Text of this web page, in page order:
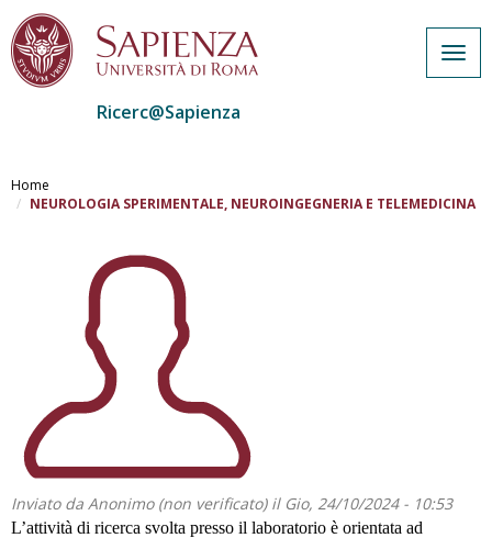
al
contenuto
Ricerc@Sapienza
Home
NEUROLOGIA SPERIMENTALE, NEUROINGEGNERIA E TELEMEDICINA
Inviato da Anonimo (non verificato)il Gio, 24/10/2024 - 10:53
L’attività di ricerca svolta presso il laboratorio è orientata ad